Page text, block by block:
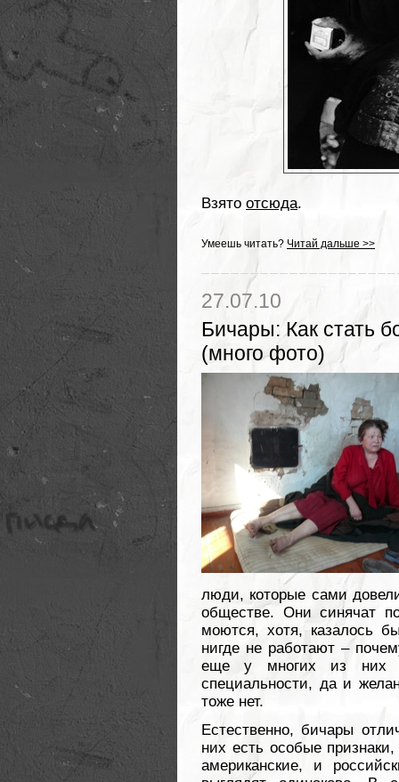
Взято отсюда.
Умеешь читать? Читай дальше >>
27.07.10
Бичары:Как стать
(много фото)
люди, которые сами
обществе. Они синячат
моются, хотя, казалось
нигде не работают –
еще у многих из них
специальности, да и
тоже нет.
Естественно, бичары
них есть особые
американские, и